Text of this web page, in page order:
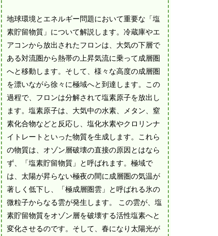
地球環境とエネルギー問題において重要な「塩
素貯留物質」について解説します。冷蔵庫やエ
アコンから放出されたフロンは、大気の下層で
ある対流圏から熱帯の上昇気流に乗って成層圏
へと移動します。そして、様々な高度の成層圏
を漂いながら徐々に極域へと到達します。この
過程で、フロンは分解されて塩素原子を放出し
ます。塩素原子は、大気中の水素、メタン、窒
素化合物などと反応し、塩化水素やクロリンナ
イトレートといった物質を生成します。これら
の物質は、オゾン層破壊の直接の原因とはなら
ず、「塩素貯留物質」と呼ばれます。極域で
は、太陽が昇らない極夜の間に成層圏の気温が
著しく低下し、「極成層圏雲」と呼ばれる氷の
微粒子からなる雲が発生します。 この雲が、塩
素貯留物質をオゾン層を破壊する活性塩素へと
変化させるのです。そして、春になり太陽光が